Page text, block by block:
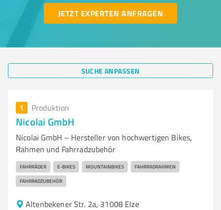
JETZT EXPERTEN ANFRAGEN
SUCHE ANPASSEN
1 Produktion
Nicolai GmbH
Nicolai GmbH – Hersteller von hochwertigen Bikes,
Rahmen und Fahrradzubehör
FAHRRÄDER E-BIKES MOUNTAINBIKES FAHRRADRAHMEN
FAHRRADZUBEHÖR
Altenbekener Str. 2a, 31008 Elze